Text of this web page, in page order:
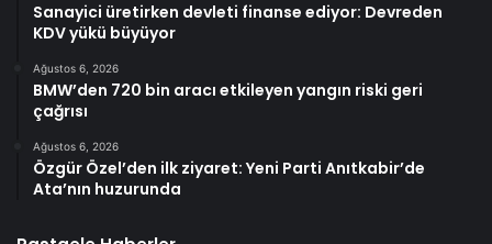
Sanayici üretirken devleti finanse ediyor: Devreden
KDV yükü büyüyor
Ağustos 6, 2026
BMW’den 720 bin aracı etkileyen yangın riski geri
çağrısı
Ağustos 6, 2026
Özgür Özel’den ilk ziyaret: Yeni Parti Anıtkabir’de
Ata’nın huzurunda